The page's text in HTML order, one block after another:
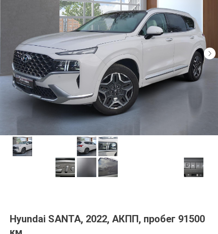
Hyundai SANTA, 2022, АКПП, пробег 91500